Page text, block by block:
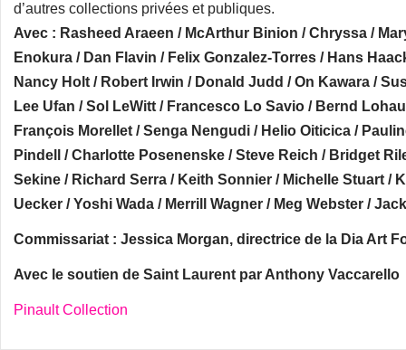
d’autres collections privées et publiques.
Avec : Rasheed Araeen / McArthur Binion / Chryssa /
Enokura / Dan Flavin / Felix Gonzalez-Torres / Hans
Nancy Holt / Robert Irwin / Donald Judd / On Kawara /
Lee Ufan / Sol LeWitt / Francesco Lo Savio / Bernd
François Morellet / Senga Nengudi / Helio Oiticica /
Pindell / Charlotte Posenenske / Steve Reich / Bridget
Sekine / Richard Serra / Keith Sonnier / Michelle Stuart /
Uecker / Yoshi Wada / Merrill Wagner / Meg Webster /
Commissariat : Jessica Morgan, directrice de la Dia Art
Avec le soutien de Saint Laurent par Anthony Vaccarello
Pinault Collection